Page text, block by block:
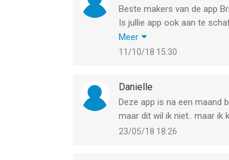
Beste makers van de app
Is jullie app ook aan te
schooltijd mee kunnen
Ik hoor het graag,
Meer
11/10/18 15:30
Danielle
Deze app is na een maand
maar dit wil ik niet.. maar ik
23/05/18 18:26